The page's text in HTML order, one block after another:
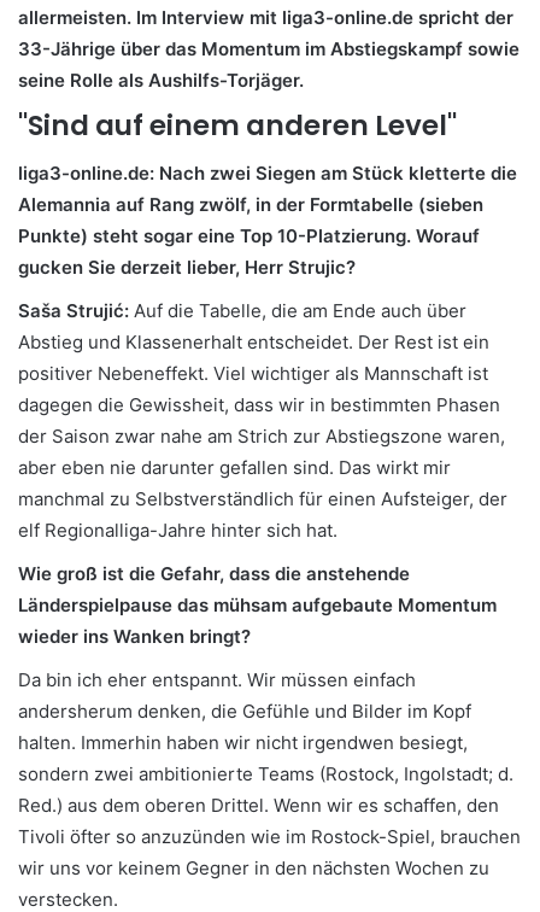
allermeisten. Im Interview mit liga3-online.de spricht der
33-Jährige über das Momentum im Abstiegskampf sowie
seine Rolle als Aushilfs-Torjäger.
"Sind auf einem anderen Level"
liga3-online.de: Nach zwei Siegen am Stück kletterte die
Alemannia auf Rang zwölf, in der Formtabelle (sieben
Punkte) steht sogar eine Top 10-Platzierung. Worauf
gucken Sie derzeit lieber, Herr Strujic?
Saša Strujić: Auf die Tabelle, die am Ende auch über
Abstieg und Klassenerhalt entscheidet. Der Rest ist ein
positiver Nebeneffekt. Viel wichtiger als Mannschaft ist
dagegen die Gewissheit, dass wir in bestimmten Phasen
der Saison zwar nahe am Strich zur Abstiegszone waren,
aber eben nie darunter gefallen sind. Das wirkt mir
manchmal zu Selbstverständlich für einen Aufsteiger, der
elf Regionalliga-Jahre hinter sich hat.
Wie groß ist die Gefahr, dass die anstehende
Länderspielpause das mühsam aufgebaute Momentum
wieder ins Wanken bringt?
Da bin ich eher entspannt. Wir müssen einfach
andersherum denken, die Gefühle und Bilder im Kopf
halten. Immerhin haben wir nicht irgendwen besiegt,
sondern zwei ambitionierte Teams (Rostock, Ingolstadt; d.
Red.) aus dem oberen Drittel. Wenn wir es schaffen, den
Tivoli öfter so anzuzünden wie im Rostock-Spiel, brauchen
wir uns vor keinem Gegner in den nächsten Wochen zu
verstecken.